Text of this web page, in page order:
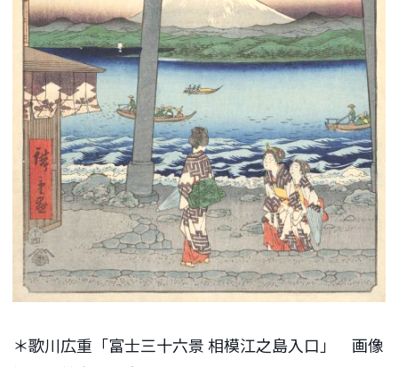
＊歌川広重「富士三十六景 相模江之島入口」 画像